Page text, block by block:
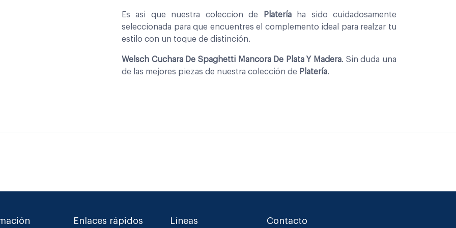
Es asi que nuestra coleccion de Plateríaha sido cuidadosamente
seleccionada para que encuentres el complemento ideal para realzar tu
estilo con un toque de distinción.
Welsch Cuchara De Spaghetti Mancora De Plata Y Madera. Sin duda una
de las mejores piezas de nuestra colección de Platería.
Enlaces rápidos Líneas Contacto